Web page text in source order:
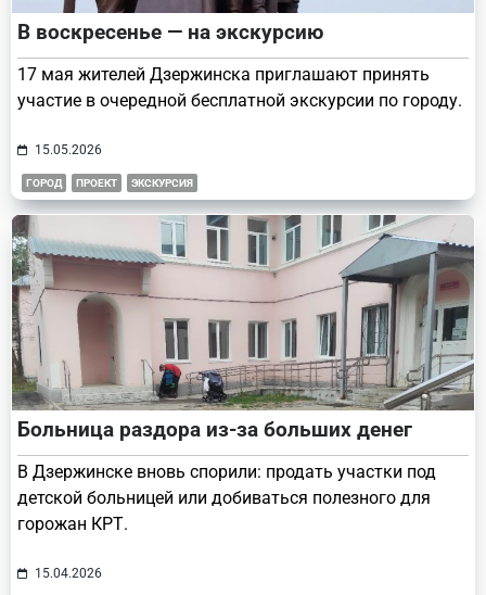
В воскресенье — на экскурсию
17 мая жителей Дзержинска приглашают принять
участие в очередной бесплатной экскурсии по городу.
15.05.2026
ГОРОД ПРОЕКТ ЭКСКУРСИЯ
Больница раздора из-за больших денег
В Дзержинске вновь спорили: продать участки под
детской больницей или добиваться полезного для
горожан КРТ.
15.04.2026